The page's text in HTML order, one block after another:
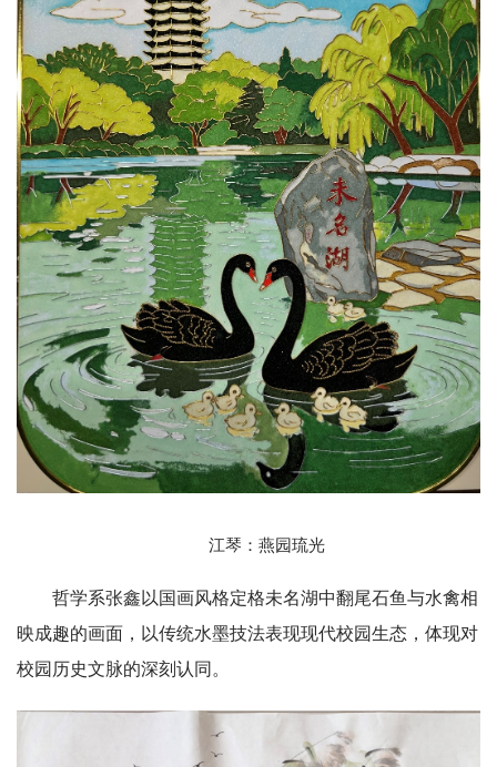
江琴：燕园琉光
哲学系张鑫以国画风格定格未名湖中翻尾石鱼与水禽相
映成趣的画面，以传统水墨技法表现现代校园生态，体现对
校园历史文脉的深刻认同。